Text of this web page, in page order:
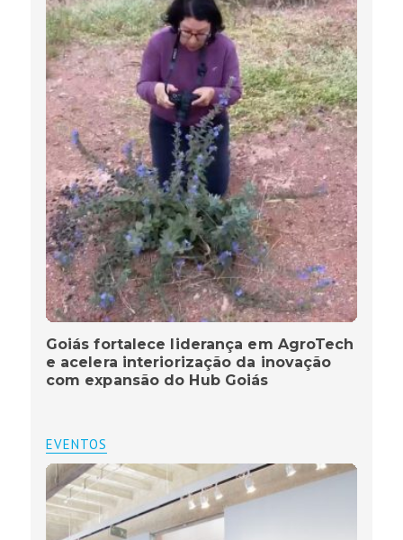
Goiás fortalece liderança em AgroTech
e acelera interiorização da inovação
com expansão do Hub Goiás
EVENTOS